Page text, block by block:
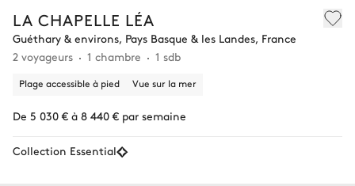
LA CHAPELLE LÉA
Guéthary & environs, Pays Basque & les Landes, France
2 voyageurs
1 chambre 1 sdb
Plage accessible à pied Vue sur la mer
De 5 030 € à 8 440 € par semaine
Collection Essential